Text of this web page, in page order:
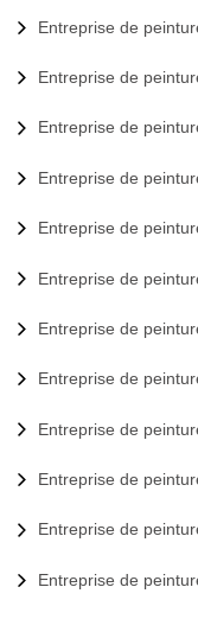
Entreprise de
Entreprise de
Entreprise de
Entreprise de
Entreprise de
Entreprise de
Entreprise de
Entreprise de
Entreprise de
Entreprise de
Entreprise de
Entreprise de